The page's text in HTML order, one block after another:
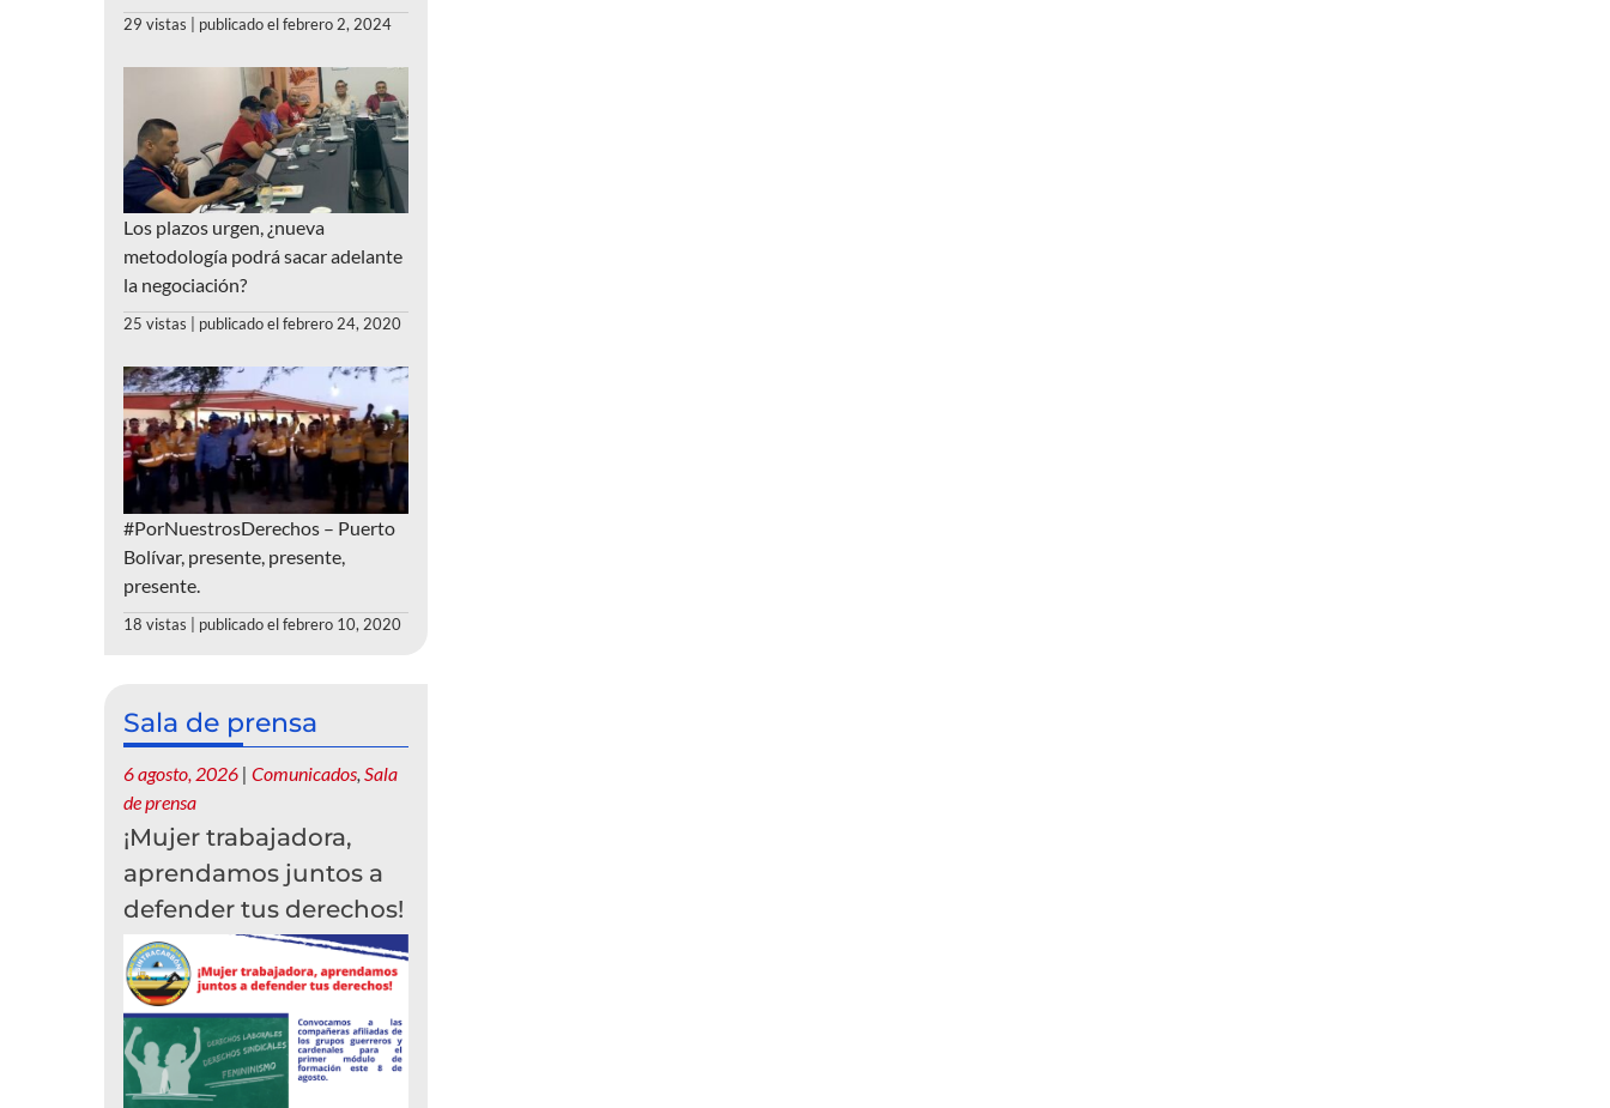
29 vistas publicado el febrero 2, 2024
Los plazos urgen, ¿nueva
metodología podrá sacar adelante
la negociación?
25 vistas publicado el febrero 24, 2020
#PorNuestrosDerechos – Puerto
Bolívar, presente, presente,
presente.
18 vistas publicado el febrero 10, 2020
Sala de prensa
6 agosto, 2026 | Comunicados, Sala
de prensa
¡Mujer trabajadora,
aprendamos juntos a
defender tus derechos!